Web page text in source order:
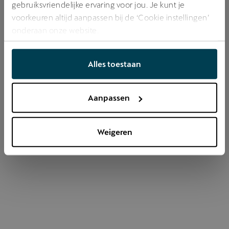
gebruiksvriendelijke ervaring voor jou. Je kunt je
voorkeuren altijd aanpassen bij de ‘Cookie instellingen’
onderaan onze website.
Alles toestaan
Aanpassen
Weigeren
Refresh